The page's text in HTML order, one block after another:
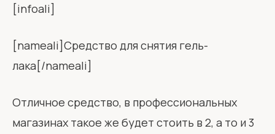
[infoali]
[nameali]Средство для снятия гель-
лака[/nameali]
Отличное средство, в профессиональных
магазинах такое же будет стоить в 2, а то и 3